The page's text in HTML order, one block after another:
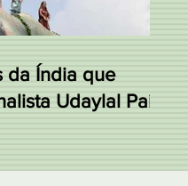
da Índia que
Udaylal Pai